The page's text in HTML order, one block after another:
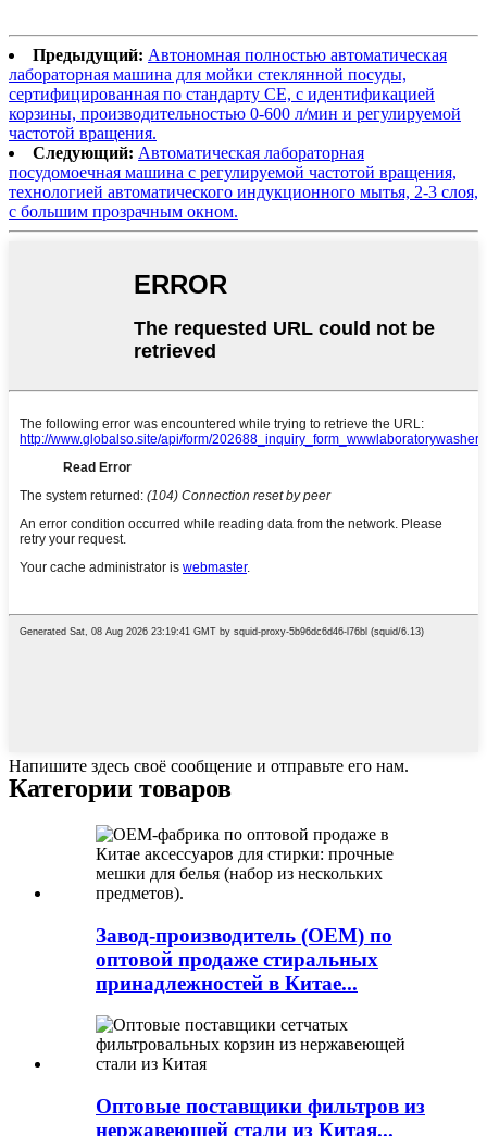
Предыдущий: Автономная полностью автоматическая
лабораторная машина для мойки стеклянной посуды,
сертифицированная по стандарту CE, с идентификацией
корзины, производительностью 0-600 л/мин и регулируемой
частотой вращения.
Следующий: Автоматическая лабораторная
посудомоечная машина с регулируемой частотой вращения,
технологией автоматического индукционного мытья, 2-3 слоя,
с большим прозрачным окном.
Напишите здесь своё сообщение и отправьте его нам.
Категории товаров
Завод-производитель (OEM) по
оптовой продаже стиральных
принадлежностей в Китае...
Оптовые поставщики фильтров из
нержавеющей стали из Китая...